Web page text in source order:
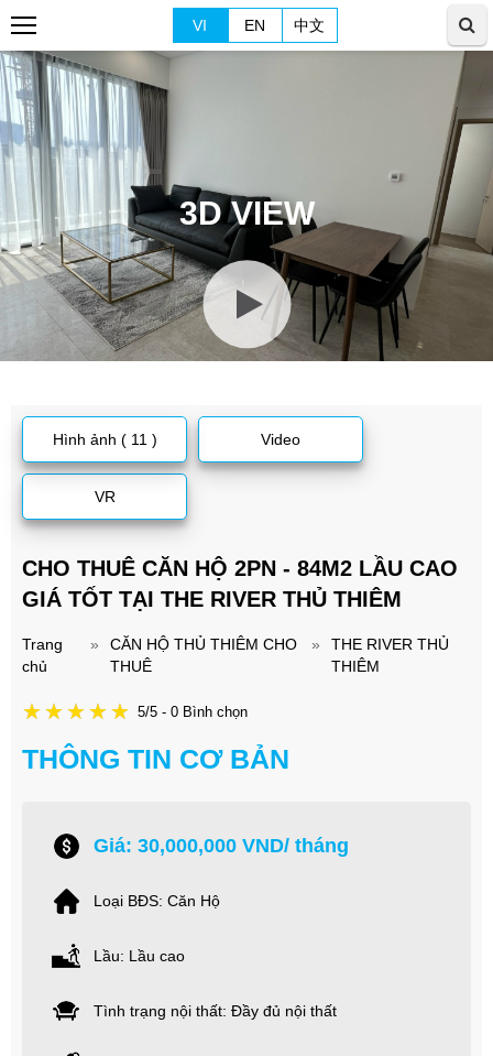
VI EN 中文
3D VIEW
Hình ảnh ( 11 ) Video
VR
CHO THUÊ CĂN HỘ 2PN - 84M2 LẦU CAO
GIÁ TỐT TẠI THE RIVER THỦ THIÊM
Trang
chủ
»
CĂN HỘ THỦ THIÊM CHO
THUÊ
»
THE RIVER THỦ
THIÊM
5/5 - 0 Bình chọn
THÔNG TIN CƠ BẢN
Giá: 30,000,000 VND/ tháng
Loại BĐS: Căn Hộ
Lầu: Lầu cao
Tình trạng nội thất: Đầy đủ nội thất